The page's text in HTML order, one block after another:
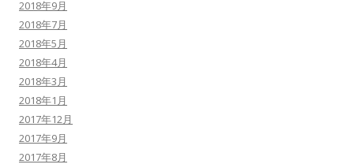
2018年9月
2018年7月
2018年5月
2018年4月
2018年3月
2018年1月
2017年12月
2017年9月
2017年8月